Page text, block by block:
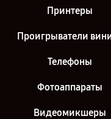
Принтеры
Проигрыватели
Телефоны
Фотоаппараты
Видеомикшеры